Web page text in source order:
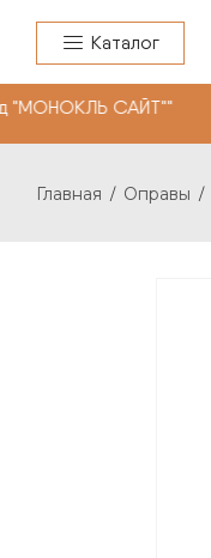
Каталог
Главная / Оправы /